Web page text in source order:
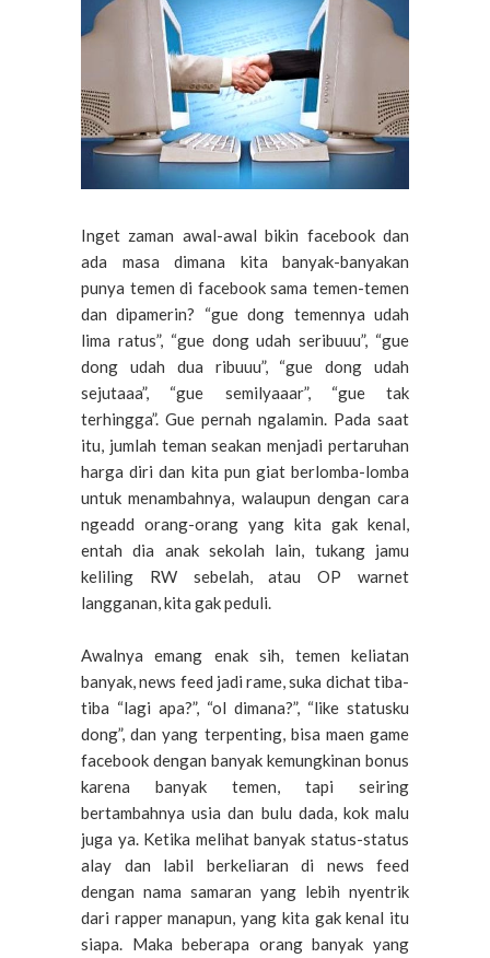
Inget zaman awal-awal bikin facebook dan
ada masa dimana kita banyak-banyakan
punya temen di facebook sama temen-temen
dan dipamerin? “gue dong temennya udah
lima ratus”, “gue dong udah seribuuu”, “gue
dong udah dua ribuuu”, “gue dong udah
sejutaaa”, “gue semilyaaar”, “gue tak
terhingga”. Gue pernah ngalamin. Pada saat
itu, jumlah teman seakan menjadi pertaruhan
harga diri dan kita pun giat berlomba-lomba
untuk menambahnya, walaupun dengan cara
ngeadd orang-orang yang kita gak kenal,
entah dia anak sekolah lain, tukang jamu
keliling RW sebelah, atau OP warnet
langganan, kita gak peduli.
Awalnya emang enak sih, temen keliatan
banyak, news feed jadi rame, suka dichat tiba-
tiba “lagi apa?”, “ol dimana?”, “like statusku
dong”, dan yang terpenting, bisa maen game
facebook dengan banyak kemungkinan bonus
karena banyak temen, tapi seiring
bertambahnya usia dan bulu dada, kok malu
juga ya. Ketika melihat banyak status-status
alay dan labil berkeliaran di news feed
dengan nama samaran yang lebih nyentrik
dari rapper manapun, yang kita gak kenal itu
siapa. Maka beberapa orang banyak yang